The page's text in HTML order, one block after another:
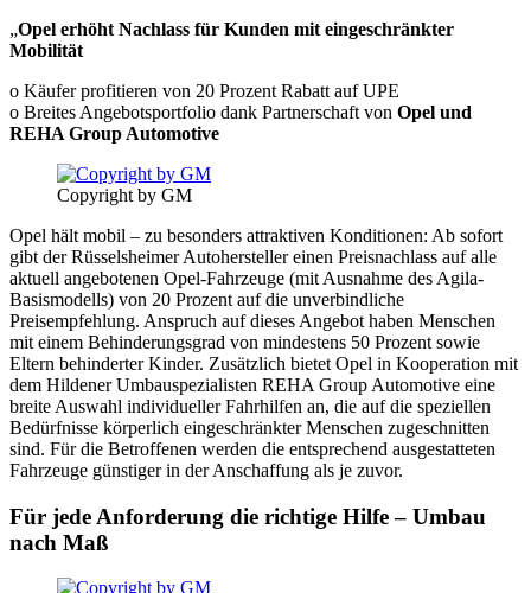
„Opel erhöht Nachlass für Kunden mit eingeschränkter
Mobilität
o Käufer profitieren von 20 Prozent Rabatt auf UPE
o Breites Angebotsportfolio dank Partnerschaft von Opel und
REHA Group Automotive
Copyright by GM
Opel hält mobil – zu besonders attraktiven Konditionen: Ab sofort
gibt der Rüsselsheimer Autohersteller einen Preisnachlass auf alle
aktuell angebotenen Opel-Fahrzeuge (mit Ausnahme des Agila-
Basismodells) von 20 Prozent auf die unverbindliche
Preisempfehlung. Anspruch auf dieses Angebot haben Menschen
mit einem Behinderungsgrad von mindestens 50 Prozent sowie
Eltern behinderter Kinder. Zusätzlich bietet Opel in Kooperation mit
dem Hildener Umbauspezialisten REHA Group Automotive eine
breite Auswahl individueller Fahrhilfen an, die auf die speziellen
Bedürfnisse körperlich eingeschränkter Menschen zugeschnitten
sind. Für die Betroffenen werden die entsprechend ausgestatteten
Fahrzeuge günstiger in der Anschaffung als je zuvor.
Für jede Anforderung die richtige Hilfe – Umbau
nach Maß